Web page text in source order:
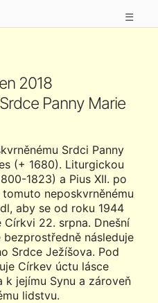
☰
2018
Panny Marie
Srdci Panny
(+ 1680). Liturgickou
1823) a Pius XII. po
neposkvrněnému
aby se od roku 1944
22. srpna. Dnešní
následuje
Srdce Ježíšova. Pod
Církev úctu lásce
jejímu Synu a zároveň
lidstvu.